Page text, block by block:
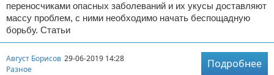
переносчиками опасных заболеваний и их укусы доставляют
массу проблем, с ними необходимо начать беспощадную
борьбу. Статьи
Август Борисов 29-06-2019 14:28
Разное
Подробнее